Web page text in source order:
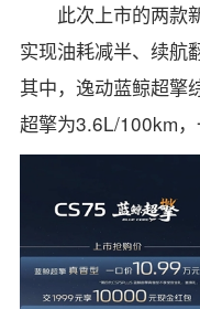
此次上市的两款
实现油耗减半、续航
其中，逸动蓝鲸超擎
超擎为3.6L/100km，